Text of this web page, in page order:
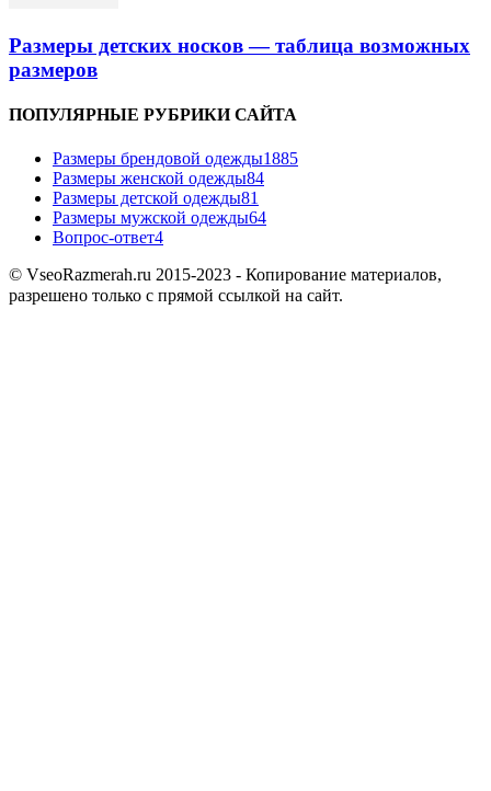
Размеры детских носков — таблица возможных
размеров
ПОПУЛЯРНЫЕ РУБРИКИ САЙТА
Размеры брендовой одежды1885
Размеры женской одежды84
Размеры детской одежды81
Размеры мужской одежды64
Вопрос-ответ4
© VseoRazmerah.ru 2015-2023 - Копирование материалов,
разрешено только с прямой ссылкой на сайт.